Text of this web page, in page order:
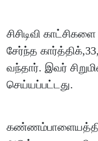
சிசிடிவி
சேர்ந்த
வந்தார். இவர்
செய்யப்பட்டது.